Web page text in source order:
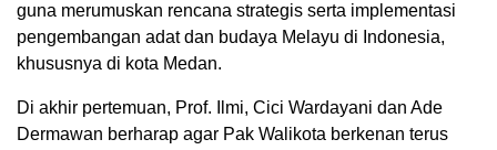
guna merumuskan rencana strategis serta implementasi
pengembangan adat dan budaya Melayu di Indonesia,
khususnya di kota Medan.
Di akhir pertemuan, Prof. Ilmi, Cici Wardayani dan Ade
Dermawan berharap agar Pak Walikota berkenan terus